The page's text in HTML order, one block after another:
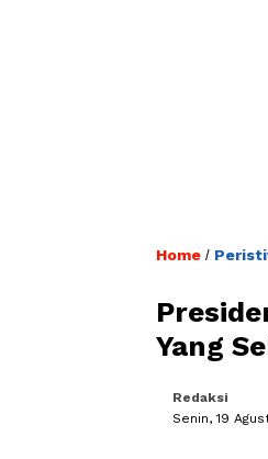
Home /
Yang
Redaksi
Senin, 19